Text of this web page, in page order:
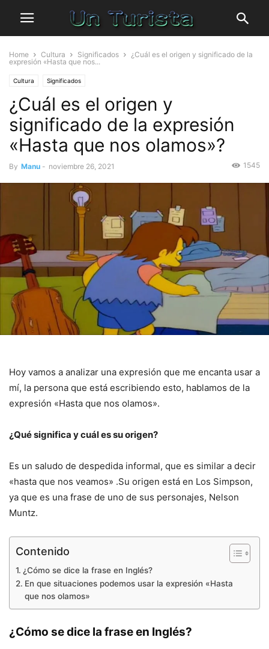
Home Cultura Significados
¿Cuál es el origen y significado de la
expresión «Hasta que nos...
Cultura Significados
¿Cuál es el origen y
significado de la expresión
«Hasta que nos olamos»?
By Manu - noviembre 26, 2021 1545
Hoy vamos a analizar una expresión que me encanta usar a
mí, la persona que está escribiendo esto, hablamos de la
expresión «Hasta que nos olamos».
¿Qué significa y cuál es su origen?
Es un saludo de despedida informal, que es similar a decir
«hasta que nos veamos» .Su origen está en Los Simpson,
ya que es una frase de uno de sus personajes, Nelson
Muntz.
Contenido
¿Cómo se dice la frase en Inglés?
En que situaciones podemos usar la expresión «Hasta
que nos olamos»
¿Cómo se dice la frase en Inglés?